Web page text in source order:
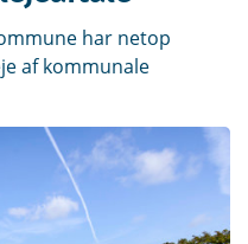
har netop
af kommunale